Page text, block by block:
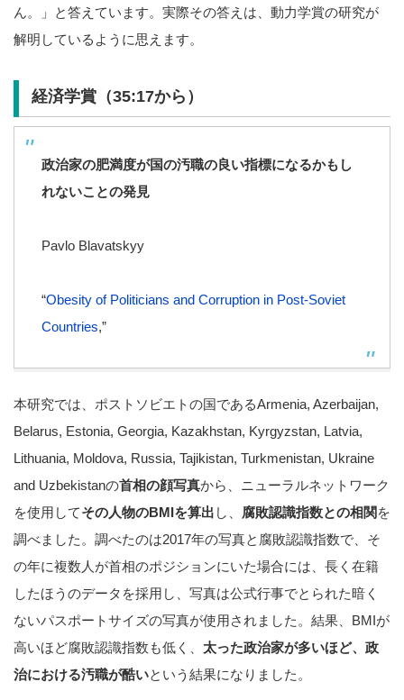
ん。」と答えています。実際その答えは、動力学賞の研究が
解明しているように思えます。
経済学賞（35:17から）
政治家の肥満度が国の汚職の良い指標になるかもし
れないことの発見
Pavlo Blavatskyy
“Obesity of Politicians and Corruption in Post‐Soviet
Countries,”
本研究では、ポストソビエトの国であるArmenia, Azerbaijan,
Belarus, Estonia, Georgia, Kazakhstan, Kyrgyzstan, Latvia,
Lithuania, Moldova, Russia, Tajikistan, Turkmenistan, Ukraine
and Uzbekistanの首相の顔写真から、ニューラルネットワーク
を使用してその人物のBMIを算出 し、 腐敗認識指数との相関 を
調べました。調べたのは2017年の写真と腐敗認識指数で、そ
の年に複数人が首相のポジションにいた場合には、長く在籍
したほうのデータを採用し、写真は公式行事でとられた暗く
ないパスポートサイズの写真が使用されました。結果、BMIが
高いほど腐敗認識指数も低く、 太った政治家が多いほど、政
治における汚職が酷いという結果になりました。